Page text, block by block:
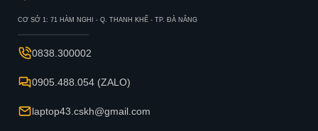
CƠ SỞ 1: 71 HÀM NGHI - Q. THANH KHẾ - TP. ĐÀ NẴNG
0838.300002
0905.488.054 (ZALO)
laptop43.cskh@gmail.com